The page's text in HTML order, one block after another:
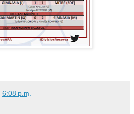
6:08 p.m.